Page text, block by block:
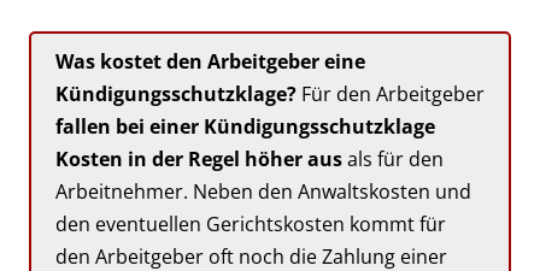
Was kostet den Arbeitgeber eine
Kündigungsschutzklage? Für den Arbeitgeber
fallen bei einer Kündigungsschutzklage
Kosten in der Regel höher ausals für den
Arbeitnehmer. Neben den Anwaltskosten und
den eventuellen Gerichtskosten kommt für
den Arbeitgeber oft noch die Zahlung einer